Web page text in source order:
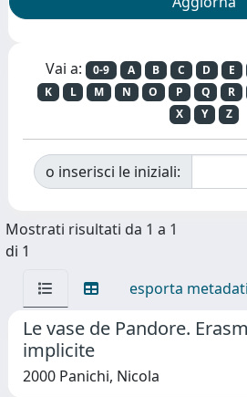
Vai a: 0-9 A B C D E
K
L M N O P Q R
X
Y Z
o inserisci le iniziali:
Mostrati risultati da 1 a 1
di 1
esporta metadati
Le vase de Pandore.
implicite
2000 Panichi, Nicola